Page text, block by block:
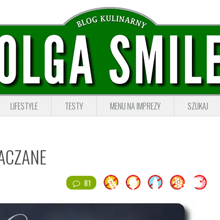
LIFESTYLE TESTY MENU NA IMPREZY SZUKAJ
81